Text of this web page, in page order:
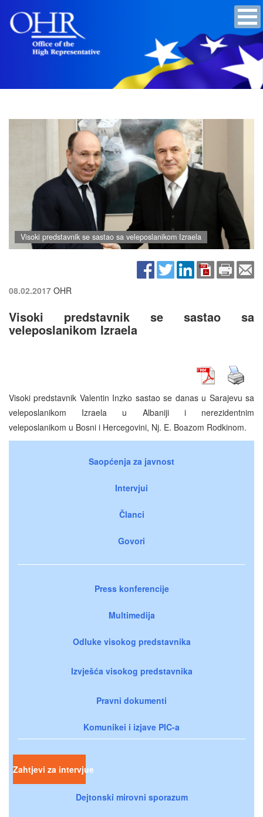
Visoki predstavnik se sastao sa veleposlanikom Izraela
08.02.2017 OHR
Visoki predstavnik se sastao sa
veleposlanikom Izraela
Visoki predstavnik Valentin Inzko sastao se danas u Sarajevu sa
veleposlanikom Izraela u Albaniji i nerezidentnim
veleposlanikom u Bosni i Hercegovini, Nj. E. Boazom Rodkinom.
Saopćenja za javnost
Intervjui
Članci
Govori
Press konferencije
Multimedija
Odluke visokog predstavnika
Izvješća visokog predstavnika
Pravni dokumenti
Komunikei i izjave PIC-a
Zahtjevi za intervjue
Dejtonski mirovni sporazum